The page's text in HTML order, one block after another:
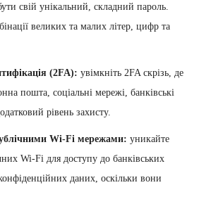
свій унікальний, складний пароль.
великих та малих літер, цифр та
(2FA): увімкніть 2FA скрізь, де
пошта, соціальні мережі, банківські
рівень захисту.
Wi-Fi мережами: уникайте
Wi-Fi для доступу до банківських
даних, оскільки вони